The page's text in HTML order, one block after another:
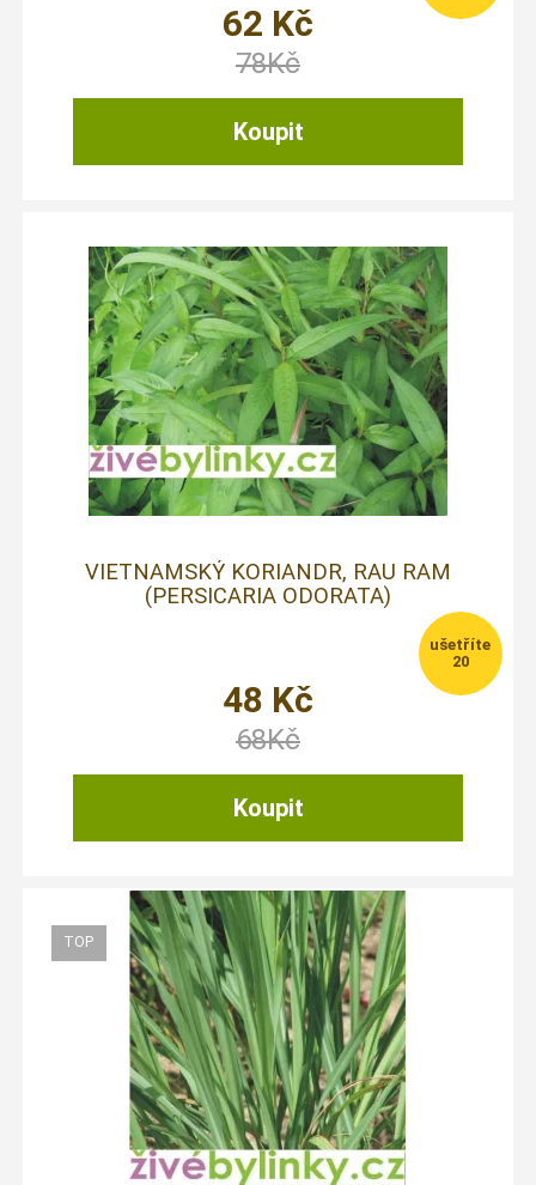
62 Kč
78Kč
VIETNAMSKÝ KORIANDR, RAU RAM
(PERSICARIA ODORATA)
48 Kč
20
68Kč